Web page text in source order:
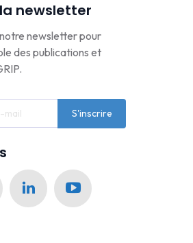
newsletter
newsletter pour
des publications et
S'inscrire